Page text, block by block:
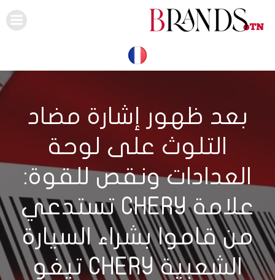
بعد ظهور إشارة مضاد
التلوث على لوحة
العدادات ونقص للقوة:
علامة CHERY تستدعي
من قاموا بشراء السيارة
الشعبية CHERY تيغو